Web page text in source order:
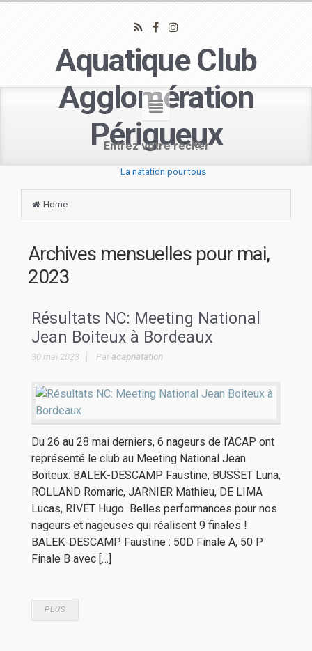
Aquatique Club
Agglomération
Périgueux
La natation pour tous
Home
Archives mensuelles pour mai,
2023
Résultats NC: Meeting National
Jean Boiteux à Bordeaux
30 mai 2023 Paracapnatation
Du 26 au 28 mai derniers, 6 nageurs de l’ACAP ont
représenté le club au Meeting National Jean
Boiteux: BALEK-DESCAMP Faustine, BUSSET Luna,
ROLLAND Romaric, JARNIER Mathieu, DE LIMA
Lucas, RIVET Hugo Belles performances pour nos
nageurs et nageuses qui réalisent 9 finales !
BALEK-DESCAMP Faustine : 50D Finale A, 50 P
Finale B avec […]
PLUS